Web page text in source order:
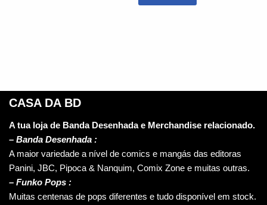
CASA DA BD
A tua loja de Banda Desenhada e Merchandise relacionado.
– Banda Desenhada :
A maior variedade a nível de comics e mangás das editoras
Panini, JBC, Pipoca & Nanquim, Comix Zone e muitas outras.
– Funko Pops :
Muitas centenas de pops diferentes e tudo disponível em stock.